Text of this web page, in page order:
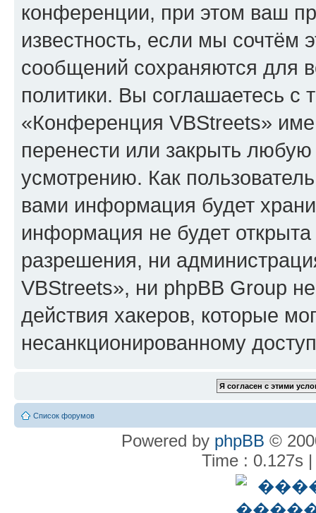
конференции, при этом ваш
известность, если мы сочтём
сообщений сохраняются для
политики. Вы соглашаетесь
«Конференция VBStreets»
перенести или закрыть
усмотрению. Как
вами информация будет
информация не будет
разрешения, ни
VBStreets», ни phpBB Group
действия хакеров, которые
несанкционированному
Список форумов
Powered by phpBB ©
Time : 0.127s